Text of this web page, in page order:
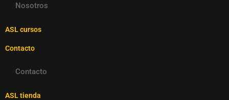
Nosotros
ASL cursos
Contacto
Contacto
ASL tienda